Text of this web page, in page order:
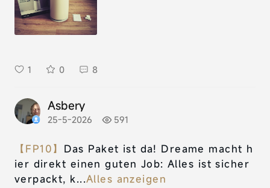
1 0 8
Asbery
25-5-2026 591
【FP10】 Das Paket ist da! Dreame macht h
ier direkt einen guten Job: Alles ist sicher
verpackt, k...Alles anzeigen